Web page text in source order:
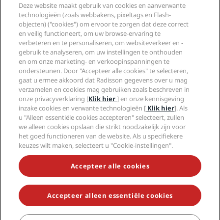
Radisson Hotels-app
Sports Approved-hotels
Gezinsvriendelijk hotels
Gezondheid en veiligheid
Radisson Hotel Group
Media
Vacatures RHG
Vacatures PPHE
Vacatures EHL
The Club by RHG
Hotelontwikkeling
Duurzaam ondernemen
Inkoop
Juridisch
Privacycentrum
Juridische kennisgeving
Algemene voorwaarden voor Radisson Rewards
Gebruikersovereenkomst site
Digitale toegankelijkheid
Verklaring inzake moderne slavernij
Help
Waarschuwingen voor consumenten
Contactgegevens
Veelgestelde vragen
Sitemap
Social media
Radisson Hotels Brands
MIS NOOIT MEER ONZE POPULAIRSTE AANBIEDINGEN
© 2026 Radisson Hotel Group.Alle rechten voorbehouden. RHG
Radisson Hotel Group, Radisson, Radisson RED, Radisson Blu, Radisson
Collection, Radisson Individuals, Park Plaza, Park Inn, Country Inn &
Deze website maakt gebruik van cookies en aanverwante
technologieën (zoals webbakens, pixeltags en Flash-
objecten) ("cookies") om ervoor te zorgen dat deze correct
en veilig functioneert, om uw browse-ervaring te
verbeteren en te personaliseren, om websiteverkeer en -
gebruik te analyseren, om uw instellingen te onthouden
en om onze marketing- en verkoopinspanningen te
ondersteunen. Door "Accepteer alle cookies" te selecteren,
gaat u ermee akkoord dat Radisson gegevens over u mag
verzamelen en cookies mag gebruiken zoals beschreven in
onze privacyverklaring [Klik hier] en onze kennisgeving
inzake cookies en verwante technologieën [ Klik hier]. Als
u "Alleen essentiële cookies accepteren" selecteert, zullen
we alleen cookies opslaan die strikt noodzakelijk zijn voor
het goed functioneren van de website. Als u specifiekere
keuzes wilt maken, selecteert u "Cookie-instellingen".
Accepteer alle cookies
Accepteer alleen essentiële cookies